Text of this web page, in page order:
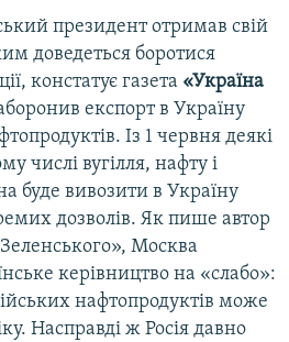
президент отримав свій
доведеться боротися
констатує газета «Україна
експорт в Україну
Із 1 червня деякі
числі вугілля, нафту і
буде вивозити в Україну
дозволів. Як пише автор
Москва
керівництво на «слабо»:
нафтопродуктів може
Насправді ж Росія давно